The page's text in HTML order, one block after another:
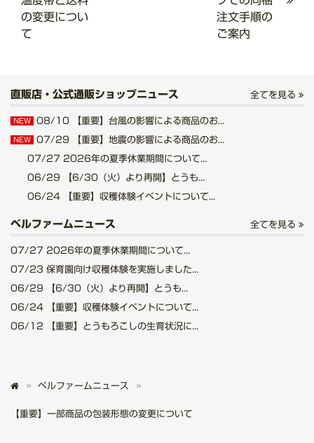
の変更につい
て
注文手順の
ご案内
直販店・公式通販ショップニュース 全てを見る
NEW 08/10 【重要】台風の影響による商品のお...
NEW 07/29 【重要】地震の影響による商品のお...
07/27 2026年の夏季休業期間について...
06/29 【6/30（火）より再開】とうも...
06/24 【重要】収穫体験イベントについて...
ベルファームニュース 全てを見る
07/27 2026年の夏季休業期間について...
07/23 保育園向け収穫体験を実施しました...
06/29 【6/30（火）より再開】とうも...
06/24 【重要】収穫体験イベントについて...
06/12 【重要】とうもろこしの生育状況に...
ベルファームニュース
【重要】一部商品の包装形態の変更について